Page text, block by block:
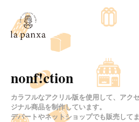
nonf!ction
カラフルなアクリル版を使用して、アク
ジナル商品を制作しています。
デパートやネットショップでも販売して